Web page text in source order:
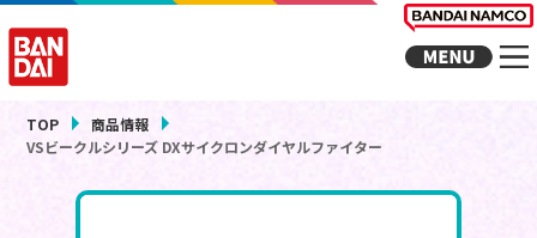
TOP
商品情報
VSビークルシリーズ DXサイクロンダイヤルファイター